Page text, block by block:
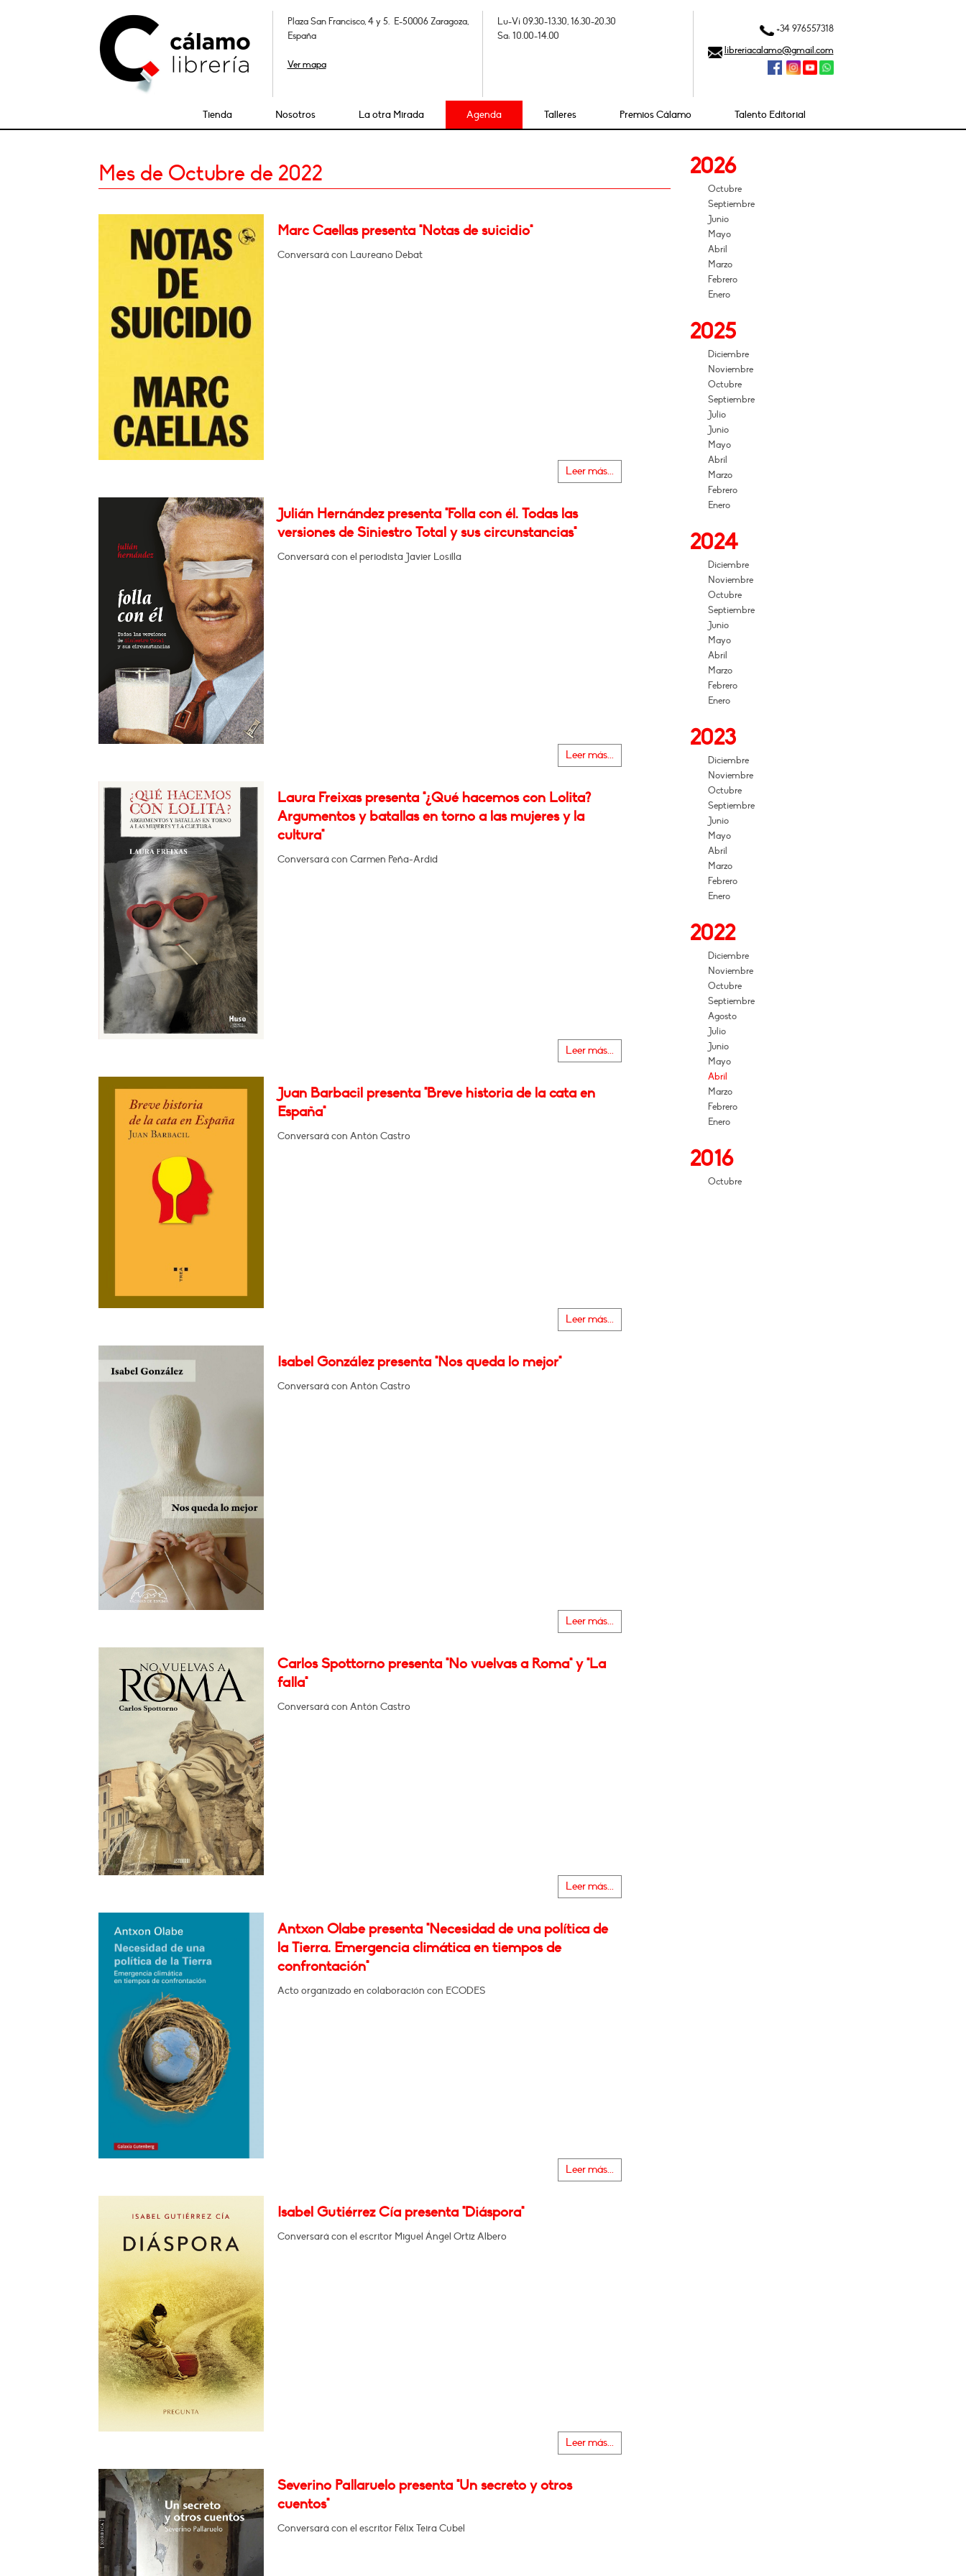
Plaza San Francisco, 4 y 5. E-50006 Zaragoza,
España
Ver mapa
Lu-Vi 09.30-13.30, 16.30-20.30
Sa: 10.00-14.00
+34 976557318
libreriacalamo@gmail.com
Tienda Nosotros La otra Mirada Agenda Talleres Premios Cálamo Talento Editorial
Mes de Octubre de 2022
Marc Caellas presenta "Notas de suicidio"
Conversará con Laureano Debat
Leer más...
Julián Hernández presenta "Folla con él. Todas las
versiones de Siniestro Total y sus circunstancias"
Conversará con el periodista Javier Losilla
Leer más...
Laura Freixas presenta "¿Qué hacemos con Lolita?
Argumentos y batallas en torno a las mujeres y la
cultura"
Conversará con Carmen Peña-Ardid
Leer más...
Juan Barbacil presenta "Breve historia de la cata en
España"
Conversará con Antón Castro
Leer más...
Isabel González presenta "Nos queda lo mejor"
Conversará con Antón Castro
Leer más...
Carlos Spottorno presenta "No vuelvas a Roma" y "La
falla"
Conversará con Antón Castro
Leer más...
Antxon Olabe presenta "Necesidad de una política de
la Tierra. Emergencia climática en tiempos de
confrontación"
Acto organizado en colaboración con ECODES
Leer más...
Isabel Gutiérrez Cía presenta "Diáspora"
Conversará con el escritor Miguel Ángel Ortiz Albero
Leer más...
Severino Pallaruelo presenta "Un secreto y otros
cuentos"
Conversará con el escritor Félix Teira Cubel
2026
Octubre
Septiembre
Junio
Mayo
Abril
Marzo
Febrero
Enero
2025
Diciembre
Noviembre
Octubre
Septiembre
Julio
Junio
Mayo
Abril
Marzo
Febrero
Enero
2024
Diciembre
Noviembre
Octubre
Septiembre
Junio
Mayo
Abril
Marzo
Febrero
Enero
2023
Diciembre
Noviembre
Octubre
Septiembre
Junio
Mayo
Abril
Marzo
Febrero
Enero
2022
Diciembre
Noviembre
Octubre
Septiembre
Agosto
Julio
Junio
Mayo
Abril
Marzo
Febrero
Enero
2016
Octubre